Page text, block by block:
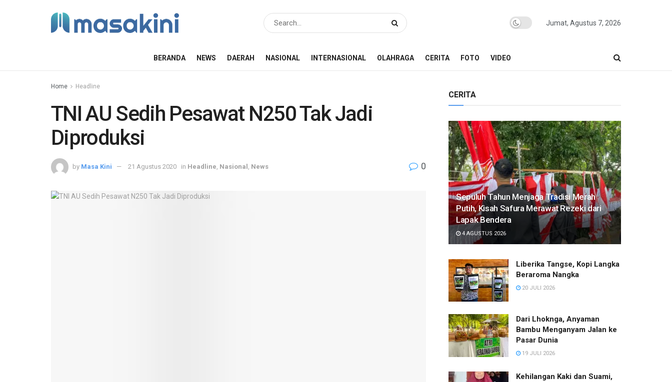
Jumat, Agustus 7, 2026
BERANDA NEWS DAERAH NASIONAL INTERNASIONAL OLAHRAGA CERITA FOTO VIDEO
Home Headline
TNI AU Sedih Pesawat N250 Tak Jadi
Diproduksi
by Masa Kini 21 Agustus 2020 in Headline Nasional News 0
CERITA
Sepuluh Tahun Menjaga Tradisi Merah
Putih, Kisah Safura Merawat Rezeki dari
Lapak Bendera
4 AGUSTUS 2026
Liberika Tangse, Kopi Langka
Beraroma Nangka
20 JULI 2026
Dari Lhoknga, Anyaman
Bambu Menganyam Jalan ke
Pasar Dunia
19 JULI 2026
Kehilangan Kaki dan Suami,